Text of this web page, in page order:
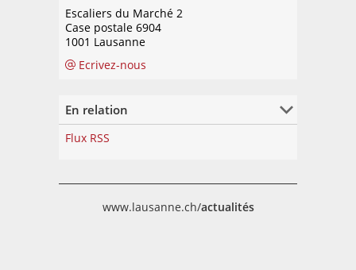
Escaliers du Marché 2
Case postale 6904
1001 Lausanne
Ecrivez-nous
En relation
Flux RSS
www.lausanne.ch/actualités